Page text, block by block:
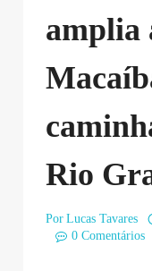
amplia
Rio
Por Lucas Tavares
0 Comentários